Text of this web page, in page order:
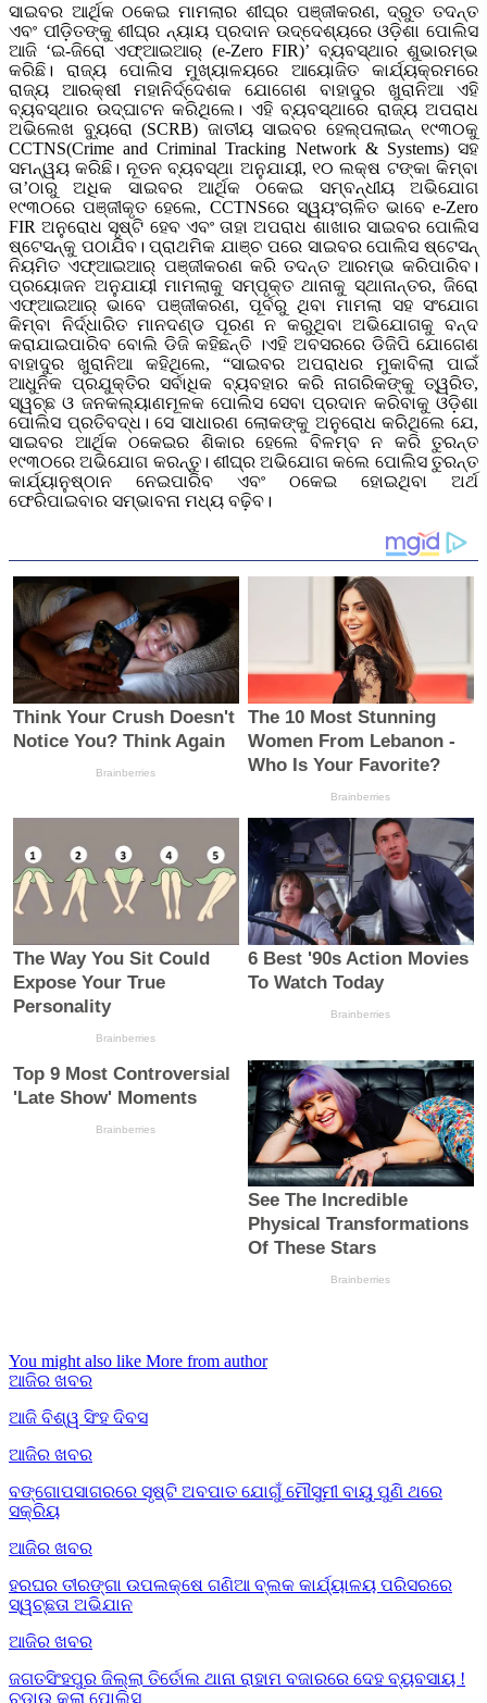
ସାଇବର ଆର୍ଥିକ ଠକେଇ ମାମଲାର ଶୀଘ୍ର ପଞ୍ଜୀକରଣ, ଦ୍ରୁତ ତଦନ୍ତ
ଏବଂ ପୀଡ଼ିତଙ୍କୁ ଶୀଘ୍ର ନ୍ୟାୟ ପ୍ରଦାନ ଉଦ୍ଦେଶ୍ୟରେ ଓଡ଼ିଶା ପୋଲିସ
ଆଜି ‘ଇ-ଜିରୋ ଏଫ୍ଆଇଆର୍ (e-Zero FIR)’ ବ୍ୟବସ୍ଥାର ଶୁଭାରମ୍ଭ
କରିଛି। ରାଜ୍ୟ ପୋଲିସ ମୁଖ୍ୟାଳୟରେ ଆୟୋଜିତ କାର୍ଯ୍ୟକ୍ରମରେ
ରାଜ୍ୟ ଆରକ୍ଷୀ ମହାନିର୍ଦ୍ଦେଶକ ଯୋଗେଶ ବାହାଦୁର ଖୁରାନିଆ ଏହି
ବ୍ୟବସ୍ଥାର ଉଦ୍‌ଘାଟନ କରିଥିଲେ। ଏହି ବ୍ୟବସ୍ଥାରେ ରାଜ୍ୟ ଅପରାଧ
ଅଭିଲେଖ ବ୍ୟୁରୋ (SCRB) ଜାତୀୟ ସାଇବର ହେଲ୍ପଲାଇନ୍ ୧୯୩୦କୁ
CCTNS(Crime and Criminal Tracking Network & Systems) ସହ
ସମନ୍ୱୟ କରିଛି। ନୂତନ ବ୍ୟବସ୍ଥା ଅନୁଯାୟୀ, ୧୦ ଲକ୍ଷ ଟଙ୍କା କିମ୍ବା
ତା’ଠାରୁ ଅଧିକ ସାଇବର ଆର୍ଥିକ ଠକେଇ ସମ୍ବନ୍ଧୀୟ ଅଭିଯୋଗ
୧୯୩୦ରେ ପଞ୍ଜୀକୃତ ହେଲେ, CCTNSରେ ସ୍ୱୟଂଚାଳିତ ଭାବେ e-Zero
FIR ଅନୁରୋଧ ସୃଷ୍ଟି ହେବ ଏବଂ ତାହା ଅପରାଧ ଶାଖାର ସାଇବର ପୋଲିସ
ଷ୍ଟେସନ୍‌କୁ ପଠାଯିବ। ପ୍ରାଥମିକ ଯାଞ୍ଚ ପରେ ସାଇବର ପୋଲିସ ଷ୍ଟେସନ୍
ନିୟମିତ ଏଫ୍‌ଆଇଆର୍ ପଞ୍ଜୀକରଣ କରି ତଦନ୍ତ ଆରମ୍ଭ କରିପାରିବ।
ପ୍ରୟୋଜନ ଅନୁଯାୟୀ ମାମଲାକୁ ସମ୍ପୃକ୍ତ ଥାନାକୁ ସ୍ଥାନାନ୍ତର, ଜିରୋ
ଏଫ୍‌ଆଇଆର୍ ଭାବେ ପଞ୍ଜୀକରଣ, ପୂର୍ବରୁ ଥିବା ମାମଲା ସହ ସଂଯୋଗ
କିମ୍ବା ନିର୍ଦ୍ଧାରିତ ମାନଦଣ୍ଡ ପୂରଣ ନ କରୁଥିବା ଅଭିଯୋଗକୁ ବନ୍ଦ
କରାଯାଇପାରିବ ବୋଲି ଡିଜି କହିଛନ୍ତି ।ଏହି ଅବସରରେ ଡିଜିପି ଯୋଗେଶ
ବାହାଦୁର ଖୁରାନିଆ କହିଥିଲେ, “ସାଇବର ଅପରାଧର ମୁକାବିଲା ପାଇଁ
ଆଧୁନିକ ପ୍ରଯୁକ୍ତିର ସର୍ବାଧିକ ବ୍ୟବହାର କରି ନାଗରିକଙ୍କୁ ତ୍ୱରିତ,
ସ୍ୱଚ୍ଛ ଓ ଜନକଲ୍ୟାଣମୂଳକ ପୋଲିସ ସେବା ପ୍ରଦାନ କରିବାକୁ ଓଡ଼ିଶା
ପୋଲିସ ପ୍ରତିବଦ୍ଧ। ସେ ସାଧାରଣ ଲୋକଙ୍କୁ ଅନୁରୋଧ କରିଥିଲେ ଯେ,
ସାଇବର ଆର୍ଥିକ ଠକେଇର ଶିକାର ହେଲେ ବିଳମ୍ବ ନ କରି ତୁରନ୍ତ
୧୯୩୦ରେ ଅଭିଯୋଗ କରନ୍ତୁ। ଶୀଘ୍ର ଅଭିଯୋଗ କଲେ ପୋଲିସ ତୁରନ୍ତ
କାର୍ଯ୍ୟାନୁଷ୍ଠାନ ନେଇପାରିବ ଏବଂ ଠକେଇ ହୋଇଥିବା ଅର୍ଥ
ଫେରିପାଇବାର ସମ୍ଭାବନା ମଧ୍ୟ ବଢ଼ିବ।
You might also like More from author
ଆଜିର ଖବର
ଆଜି ବିଶ୍ୱ ସିଂହ ଦିବସ
ଆଜିର ଖବର
ବଙ୍ଗୋପସାଗରରେ ସୃଷ୍ଟି ଅବପାତ ଯୋଗୁଁ ମୌସୁମୀ ବାୟୁ ପୁଣି ଥରେ
ସକ୍ରିୟ
ଆଜିର ଖବର
ହରଘର ତୀରଙ୍ଗା ଉପଲକ୍ଷେ ଗଣିଆ ବ୍ଲକ କାର୍ଯ୍ୟାଳୟ ପରିସରରେ
ସ୍ୱଚ୍ଛତା ଅଭିଯାନ
ଆଜିର ଖବର
ଜଗତସିଂହପୁର ଜିଲ୍ଲା ତିର୍ତୋଲ ଥାନା ରାହାମ ବଜାରରେ ଦେହ ବ୍ୟବସାୟ !
ଚଡ଼ାଉ କଲା ପୋଲିସ